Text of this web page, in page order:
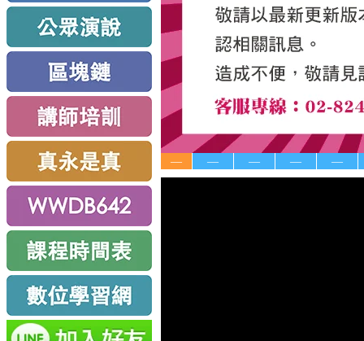
— — — — —